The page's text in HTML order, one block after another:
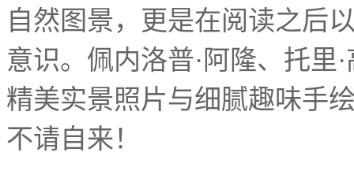
自然图景，更是在阅读之后
意识。佩内洛普·阿隆、托里·
精美实景照片与细腻趣味手
不请自来！